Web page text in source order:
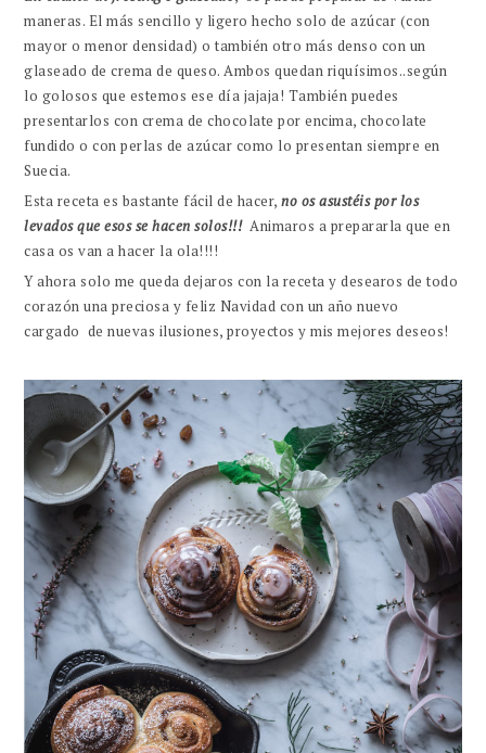
maneras. El más sencillo y ligero hecho solo de azúcar (con
mayor o menor densidad) o también otro más denso con un
glaseado de crema de queso. Ambos quedan riquísimos..según
lo golosos que estemos ese día jajaja! También puedes
presentarlos con crema de chocolate por encima, chocolate
fundido o con perlas de azúcar como lo presentan siempre en
Suecia.
Esta receta es bastante fácil de hacer,no os asustéis por los
levados que esos se hacen solos!!!Animaros a prepararla que en
casa os van a hacer la ola!!!!
Y ahora solo me queda dejaros con la receta y desearos de todo
corazón una preciosa y feliz Navidad con un año nuevo
cargado de nuevas ilusiones, proyectos y mis mejores deseos!